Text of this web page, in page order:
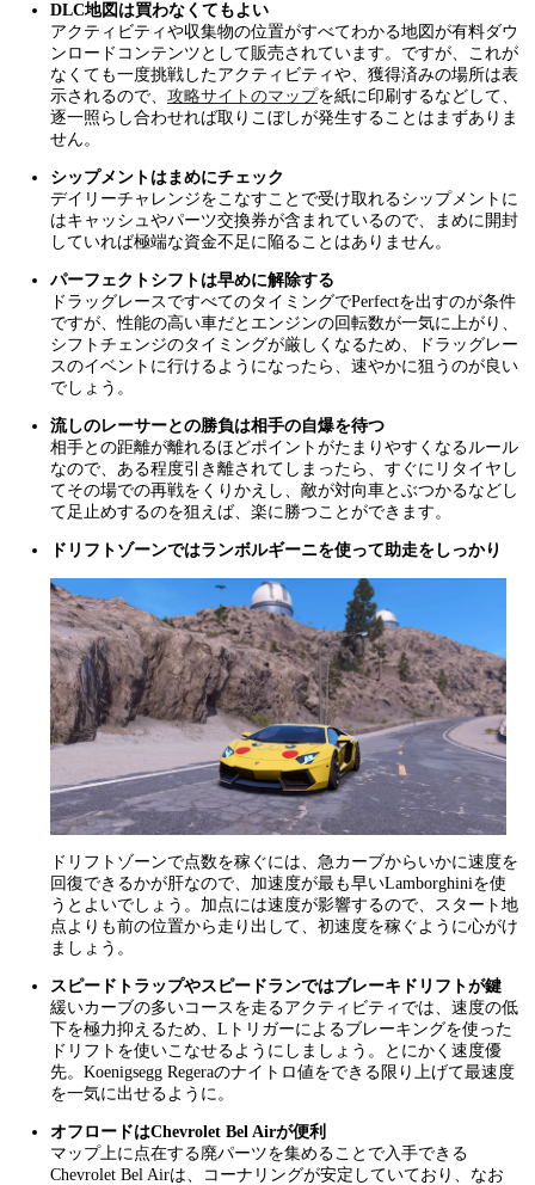
DLC地図は買わなくてもよい
アクティビティや収集物の位置がすべてわかる地図が有料ダウ
ンロードコンテンツとして販売されています。ですが、これが
なくても一度挑戦したアクティビティや、獲得済みの場所は表
示されるので、 攻略サイトのマップを紙に印刷するなどして、
逐一照らし合わせれば取りこぼしが発生することはまずありま
せん。
シップメントはまめにチェック
デイリーチャレンジをこなすことで受け取れるシップメントに
はキャッシュやパーツ交換券が含まれているので、まめに開封
していれば極端な資金不足に陥ることはありません。
パーフェクトシフトは早めに解除する
ドラッグレースですべてのタイミングでPerfectを出すのが条件
ですが、性能の高い車だとエンジンの回転数が一気に上がり、
シフトチェンジのタイミングが厳しくなるため、ドラッグレー
スのイベントに行けるようになったら、速やかに狙うのが良い
でしょう。
流しのレーサーとの勝負は相手の自爆を待つ
相手との距離が離れるほどポイントがたまりやすくなるルール
なので、ある程度引き離されてしまったら、すぐにリタイヤし
てその場での再戦をくりかえし、敵が対向車とぶつかるなどし
て足止めするのを狙えば、楽に勝つことができます。
ドリフトゾーンではランボルギーニを使って助走をしっかり
ドリフトゾーンで点数を稼ぐには、急カーブからいかに速度を
回復できるかが肝なので、加速度が最も早いLamborghiniを使
うとよいでしょう。加点には速度が影響するので、スタート地
点よりも前の位置から走り出して、初速度を稼ぐように心がけ
ましょう。
スピードトラップやスピードランではブレーキドリフトが鍵
緩いカーブの多いコースを走るアクティビティでは、速度の低
下を極力抑えるため、Lトリガーによるブレーキングを使った
ドリフトを使いこなせるようにしましょう。とにかく速度優
先。Koenigsegg Regeraのナイトロ値をできる限り上げて最速度
を一気に出せるように。
オフロードはChevrolet Bel Airが便利
マップ上に点在する廃パーツを集めることで入手できる
Chevrolet Bel Airは、コーナリングが安定していており、なお